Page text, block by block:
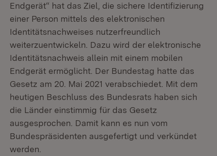
Endgerät“ hat das Ziel, die sichere Identifizierung
einer Person mittels des elektronischen
Identitätsnachweises nutzerfreundlich
weiterzuentwickeln. Dazu wird der elektronische
Identitätsnachweis allein mit einem mobilen
Endgerät ermöglicht. Der Bundestag hatte das
Gesetz am 20. Mai 2021 verabschiedet. Mit dem
heutigen Beschluss des Bundesrats haben sich
die Länder einstimmig für das Gesetz
ausgesprochen. Damit kann es nun vom
Bundespräsidenten ausgefertigt und verkündet
werden.